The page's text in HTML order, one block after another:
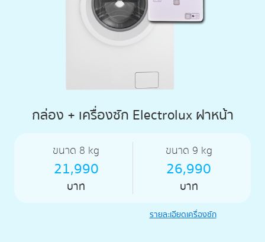
กล่อง + เครื่องซัก Electrolux ฝาหน้า
ขนาด 8 kg
21,990
บาท
ขนาด 9 kg
26,990
บาท
รายละเอียดเครื่องซัก